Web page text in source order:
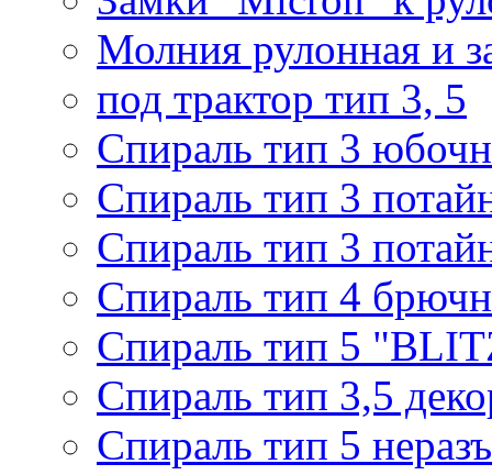
Молния рулонная и
под трактор тип 3, 5
Спираль тип 3
Спираль тип 3
Спираль тип 3
Спираль тип 4
Спираль тип 5
Спираль тип 3,5
Спираль тип 5